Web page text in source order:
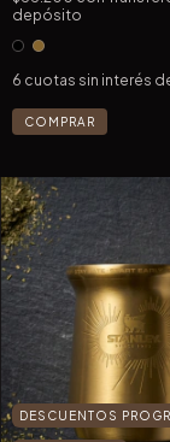
depósito
6 cuotas sin interés
COMPRAR
DESCUENTOS